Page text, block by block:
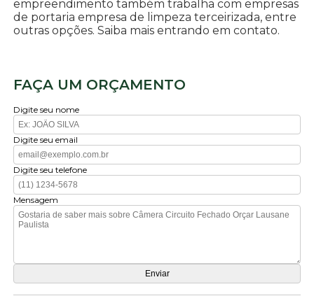
empreendimento também trabalha com empresas
de portaria empresa de limpeza terceirizada, entre
outras opções. Saiba mais entrando em contato.
FAÇA UM ORÇAMENTO
Digite seu nome
Digite seu email
Digite seu telefone
Mensagem